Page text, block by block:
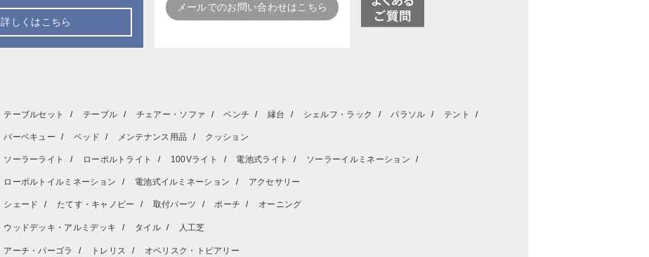
詳しくはこちら
メールでのお問い合わせはこちら
テーブルセット テーブル チェアー・ソファ ベンチ 縁台 シェルフ・ラック パラソル テント
バーベキュー ベッド メンテナンス用品 クッション
ソーラーライト ローボルトライト 100Vライト 電池式ライト ソーラーイルミネーション
ローボルトイルミネーション 電池式イルミネーション アクセサリー
シェード たてす・キャノピー 取付パーツ ポーチ オーニング
ウッドデッキ・アルミデッキ タイル 人工芝
アーチ・パーゴラ トレリス オベリスク・トピアリー